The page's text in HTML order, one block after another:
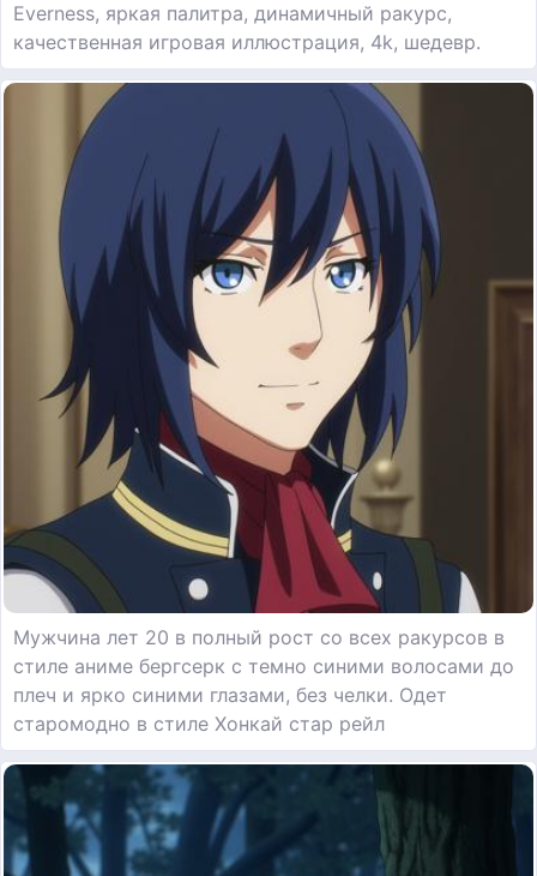
Everness, яркая палитра, динамичный ракурс,
качественная игровая иллюстрация, 4k, шедевр.
Мужчина лет 20 в полный рост со всех ракурсов в
стиле аниме бергсерк с темно синими волосами до
плеч и ярко синими глазами, без челки. Одет
старомодно в стиле Хонкай стар рейл